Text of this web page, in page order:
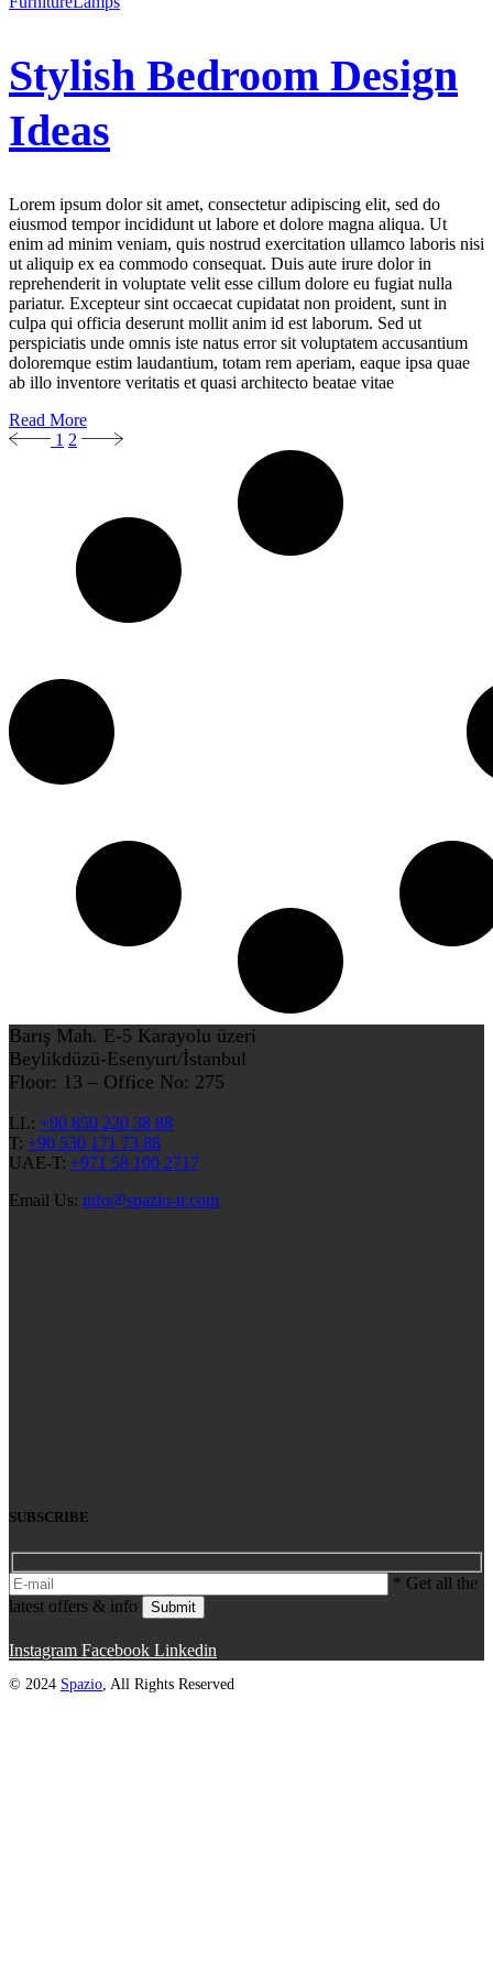
Stylish Bedroom Design
Ideas
Lorem ipsum dolor sit amet, consectetur adipiscing elit, sed do
eiusmod tempor incididunt ut labore et dolore magna aliqua. Ut
enim ad minim veniam, quis nostrud exercitation ullamco laboris nisi
ut aliquip ex ea commodo consequat. Duis aute irure dolor in
reprehenderit in voluptate velit esse cillum dolore eu fugiat nulla
pariatur. Excepteur sint occaecat cupidatat non proident, sunt in
culpa qui officia deserunt mollit anim id est laborum. Sed ut
perspiciatis unde omnis iste natus error sit voluptatem accusantium
doloremque estim laudantium, totam rem aperiam, eaque ipsa quae
ab illo inventore veritatis et quasi architecto beatae vitae
Read More
1 2
Barış Mah. E-5 Karayolu üzeri
Beylikdüzü-Esenyurt/İstanbul
Floor: 13 – Office No: 275
LL: +90 850 220 38 88
T: +90 530 171 73 88
UAE-T: +971 58 100 2717
Email Us: info@spazio-tr.com
SUBSCRIBE
* Get all the
latest offers & info
Submit
Instagram Facebook Linkedin
© 2024 Spazio, All Rights Reserved